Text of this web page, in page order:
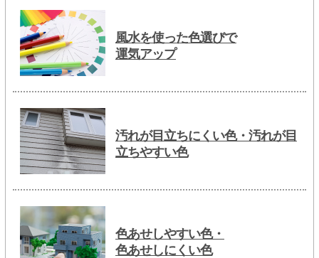
風水を使った色選びで
運気アップ
汚れが目立ちにくい色・汚れが目
立ちやすい色
色あせしやすい色・
色あせしにくい色